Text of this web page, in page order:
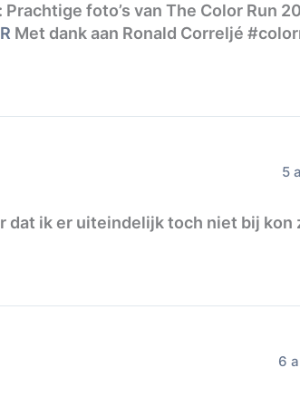
foto’s van The Color Run
Met dank aan Ronald Correljé
5
dat ik er uiteindelijk toch niet bij kon
6